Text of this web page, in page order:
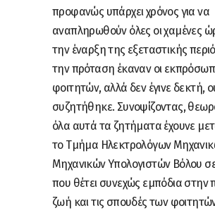
προφανώς υπάρχει χρόνος για να
αναπληρωθούν όλες οι χαμένες
την έναρξη της εξεταστικής
την πρόταση έκαναν οι
φοιτητών, αλλά δεν έγινε δεκτή,
συζητήθηκε. Συνοψίζοντας,
όλα αυτά τα ζητήματα έχουνε
το Τμήμα Ηλεκτρολόγων
Μηχανικών Υπολογιστών Βόλου
που θέτει συνεχώς εμπόδια στην
ζωή και τις σπουδές των